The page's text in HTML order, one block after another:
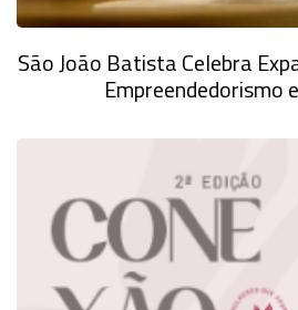
São João Batista Celebra
Empreendedorismo